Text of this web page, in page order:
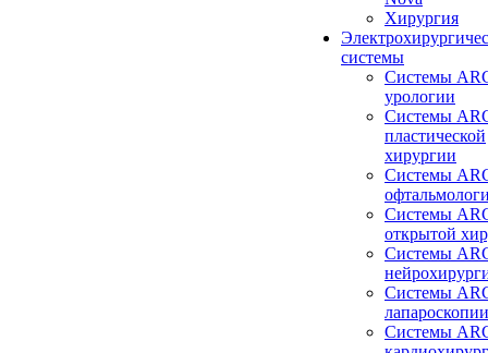
Хирургия
системы
Системы
урологии
Системы
пластической
хирургии
Системы
Системы
открытой
Системы
Системы
лапароскопии
Системы